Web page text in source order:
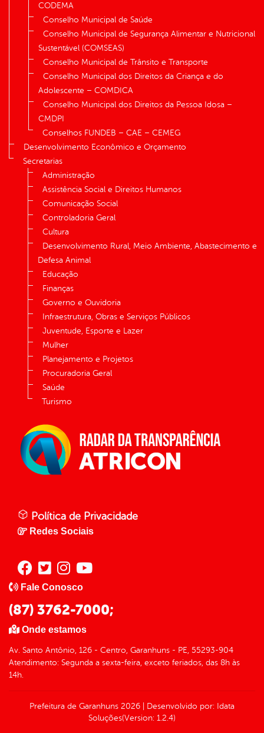
CODEMA
Conselho Municipal de Saúde
Conselho Municipal de Segurança Alimentar e Nutricional
Sustentável (COMSEAS)
Conselho Municipal de Trânsito e Transporte
Conselho Municipal dos Direitos da Criança e do
Adolescente – COMDICA
Conselho Municipal dos Direitos da Pessoa Idosa –
CMDPI
Conselhos FUNDEB – CAE – CEMEG
Desenvolvimento Econômico e Orçamento
Secretarias
Administração
Assistência Social e Direitos Humanos
Comunicação Social
Controladoria Geral
Cultura
Desenvolvimento Rural, Meio Ambiente, Abastecimento e
Defesa Animal
Educação
Finanças
Governo e Ouvidoria
Infraestrutura, Obras e Serviços Públicos
Juventude, Esporte e Lazer
Mulher
Planejamento e Projetos
Procuradoria Geral
Saúde
Turismo
Política de Privacidade
Redes Sociais
Fale Conosco
(87) 3762-7000;
Onde estamos
Av. Santo Antônio, 126 - Centro, Garanhuns - PE, 55293-904
Atendimento: Segunda a sexta-feira, exceto feriados, das 8h às
14h.
Prefeitura de Garanhuns 2026 Desenvolvido por: Idata
Soluções(Version: 1.2.4)